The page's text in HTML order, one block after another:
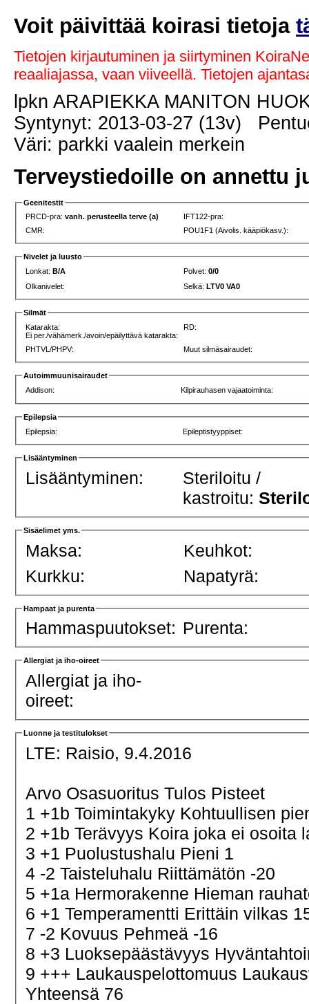
Voit päivittää koirasi tietoja
Tietojen kirjautuminen ja siirtyminen
reaaliajassa, vaan viiveellä. Tietojen
lpkn ARAPIEKKA MANITON
Syntynyt: 2013-03-27 (13v)
Väri: parkki vaalein merkein
Terveystiedoille on annettu
Geenitestit
PRCD-pra:vanh. perusteella terve (a)
IFT122-pra:
CMR:
POU1F1 (Aivolis. kääpiökasv.):
Nivelet ja luusto
Lonkat:B/A Polvet:0/0
Olkanivelet:
Selkä:LTV0 VA0
Silmät
Katarakta:
Ei per./vähämerk./avoin/epäilyttävä katarakta:
RD:
PHTVL/PHPV: Muut silmäsairaudet:
Autoimmuunisairaudet
Addison:
Kilpirauhasen vajaatoiminta:
Epilepsia
Epilepsia:
Epileptistyyppiset:
Lisääntyminen
Lisääntyminen:
Steriloitu /
kastroitu:
Sisäelimet yms.
Maksa:
Keuhkot:
Kurkku:
Napatyrä:
Hampaat ja purenta
Hammaspuutokset: Purenta:
Allergiat ja iho-oireet
Allergiat ja iho-
oireet:
Luonne ja testitulokset
LTE: Raisio, 9.4.2016
Arvo Osasuoritus Tulos Pisteet
1 +1b Toimintakyky Kohtuullisen
2 +1b Terävyys Koira joka ei osoita
3 +1 Puolustushalu Pieni 1
4 -2 Taisteluhalu Riittämätön -20
5 +1a Hermorakenne Hieman
6 +1 Temperamentti Erittäin vilkas
7 -2 Kovuus Pehmeä -16
8 +3 Luoksepäästävyys
9 +++ Laukauspelottomuus
Yhteensä 76